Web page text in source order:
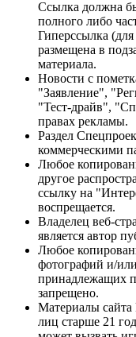
Ссылка должна
полного либо
Гиперссылка
размещена в
материала.
Новости с
"Заявление",
"Тест-драйв",
правах рекламы.
Раздел
коммерческими
Любое
другое
ссылку на
воспрещается.
Владелец веб-
является автор
Любое
фотографий и/
принадлежащих
запрещено.
Материалы сайта
лиц старше 21